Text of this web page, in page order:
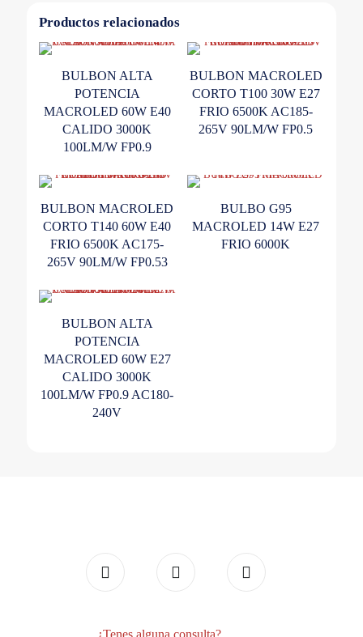
Productos relacionados
BULBON ALTA
POTENCIA
MACROLED 60W E40
CALIDO 3000K
100LM/W FP0.9
BULBON MACROLED
CORTO T100 30W E27
FRIO 6500K AC185-
265V 90LM/W FP0.5
BULBON MACROLED
CORTO T140 60W E40
FRIO 6500K AC175-
265V 90LM/W FP0.53
BULBO G95
MACROLED 14W E27
FRIO 6000K
BULBON ALTA
POTENCIA
MACROLED 60W E27
CALIDO 3000K
100LM/W FP0.9 AC180-
240V
¿Tenes alguna consulta?